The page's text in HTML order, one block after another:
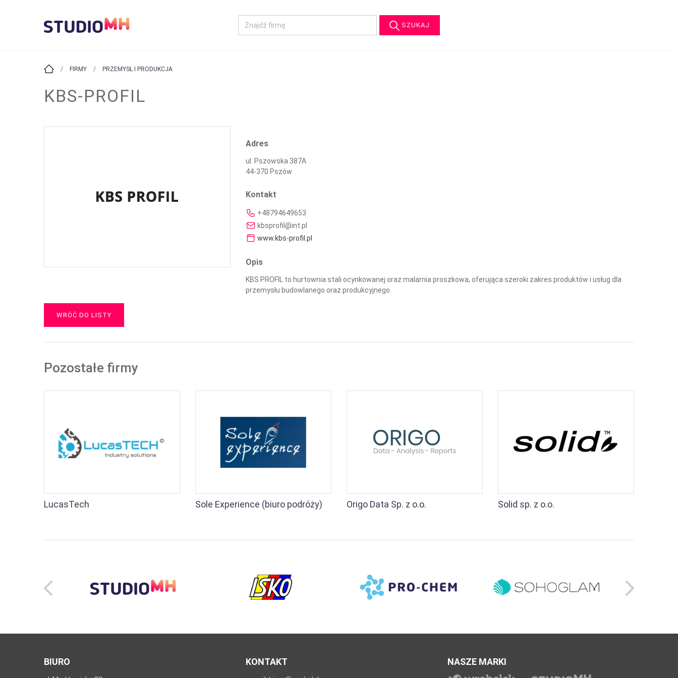
SZUKAJ
/ FIRMY / PRZEMYSŁ I PRODUKCJA
KBS-PROFIL
Adres
ul. Pszowska 387A
44-370 Pszów
Kontakt
+48794649653
kbsprofil@int.pl
www.kbs-profil.pl
Opis
KBS PROFIL to hurtownia stali ocynkowanej oraz malarnia proszkowa, oferująca szeroki zakres produktów i usług dla
przemysłu budowlanego oraz produkcyjnego.
WRÓĆ DO LISTY
Pozostałe firmy
LucasTech Sole Experience (biuro podróży) Origo Data Sp. z o.o. Solid sp. z o.o.
BIURO KONTAKT NASZE MARKI